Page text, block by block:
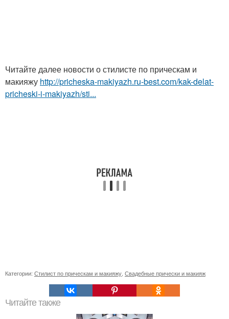
Читайте далее новости о стилисте по прическам и
макияжу http://pricheska-makiyazh.ru-best.com/kak-delat-
pricheski-i-makiyazh/sti...
Категории: Стилист по прическам и макияжу, Свадебные прически и макияж
Читайте также